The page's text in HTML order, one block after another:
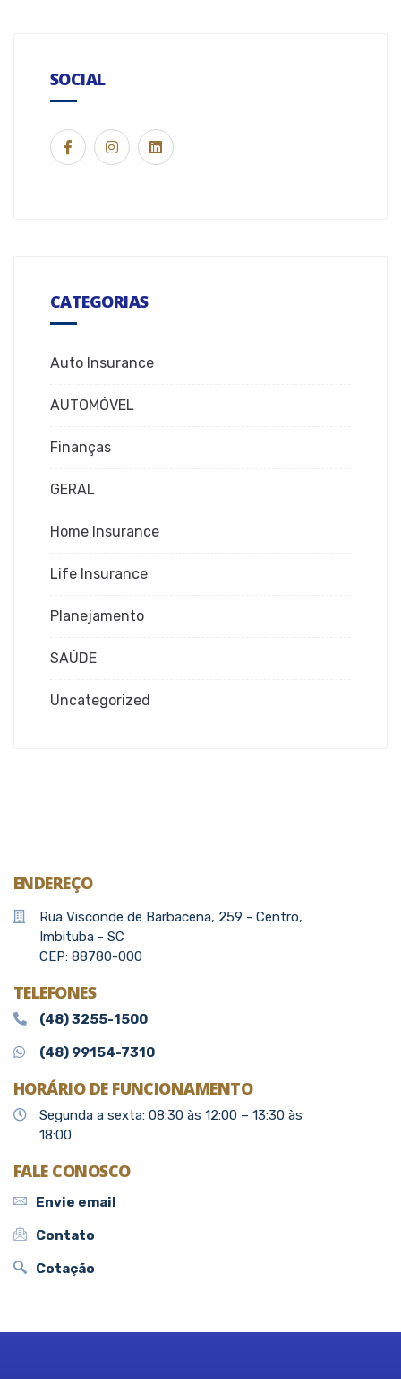
SOCIAL
CATEGORIAS
Auto Insurance
AUTOMÓVEL
Finanças
GERAL
Home Insurance
Life Insurance
Planejamento
SAÚDE
Uncategorized
ENDEREÇO
Rua Visconde de Barbacena, 259 - Centro,
Imbituba - SC
CEP: 88780-000
TELEFONES
(48) 3255-1500
(48) 99154-7310
HORÁRIO DE FUNCIONAMENTO
Segunda a sexta: 08:30 às 12:00 – 13:30 às
18:00
FALE CONOSCO
Envie email
Contato
Cotação